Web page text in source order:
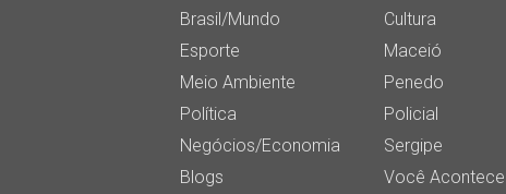
Brasil/Mundo
Cultura
Esporte
Maceió
Meio Ambiente
Penedo
Política
Policial
Negócios/Economia
Sergipe
Blogs
Você Acontece